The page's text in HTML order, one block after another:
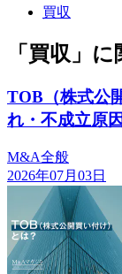
買収
「買収」
TOB（株式公
れ・不成立原
M&A全般
2026年07月03日